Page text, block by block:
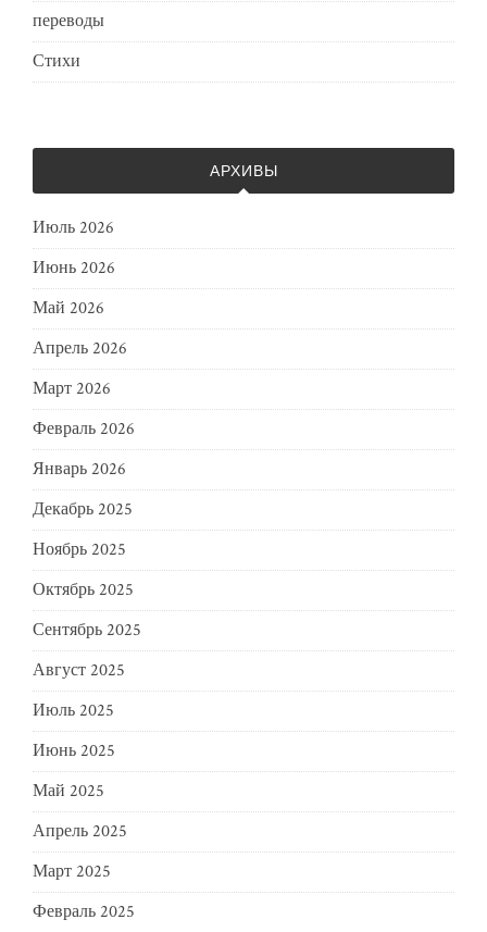
переводы
Стихи
АРХИВЫ
Июль 2026
Июнь 2026
Май 2026
Апрель 2026
Март 2026
Февраль 2026
Январь 2026
Декабрь 2025
Ноябрь 2025
Октябрь 2025
Сентябрь 2025
Август 2025
Июль 2025
Июнь 2025
Май 2025
Апрель 2025
Март 2025
Февраль 2025